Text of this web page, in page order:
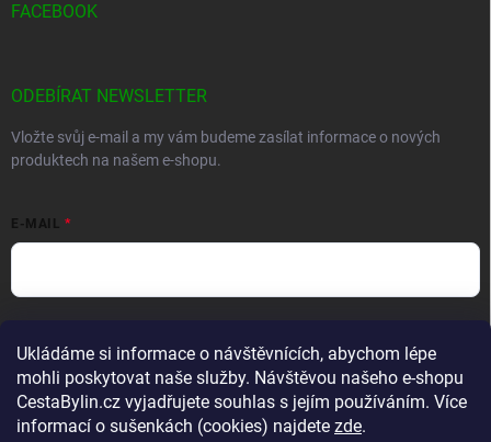
Ukládáme si informace o návštěvnících, abychom lépe
mohli poskytovat naše služby. Návštěvou našeho e-shopu
CestaBylin.cz vyjadřujete souhlas s jejím používáním. Více
informací o sušenkách (cookies) najdete zde.
FACEBOOK
ODEBÍRAT NEWSLETTER
Vložte svůj e-mail a my vám budeme zasílat informace o nových
produktech na našem e-shopu.
E-MAIL
Přihlásit se